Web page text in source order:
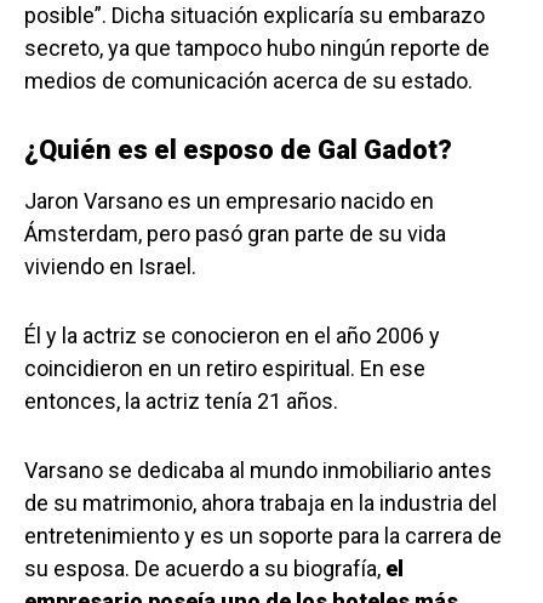
posible”. Dicha situación explicaría su embarazo
secreto, ya que tampoco hubo ningún reporte de
medios de comunicación acerca de su estado.
¿Quién es el esposo de Gal Gadot?
Jaron Varsano es un empresario nacido en
Ámsterdam, pero pasó gran parte de su vida
viviendo en Israel.
Él y la actriz se conocieron en el año 2006 y
coincidieron en un retiro espiritual. En ese
entonces, la actriz tenía 21 años.
Varsano se dedicaba al mundo inmobiliario antes
de su matrimonio, ahora trabaja en la industria del
entretenimiento y es un soporte para la carrera de
su esposa. De acuerdo a su biografía, el